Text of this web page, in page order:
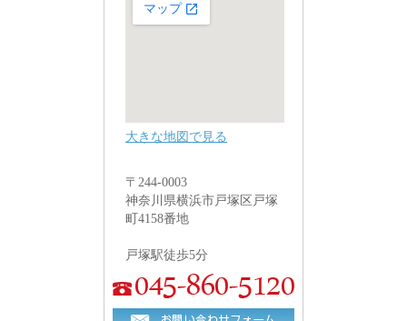
大きな地図で見る
〒244-0003
神奈川県横浜市戸塚区戸塚
町4158番地
戸塚駅徒歩5分